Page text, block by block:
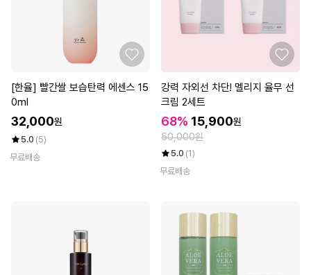
[한율] 빨간쌀 보습탄력 에센스 15
0ml
32,000원
5.0 (5)
무료배송
강력 자외선 차단! 멜리지 율무 선
크림 2세트
68% 15,900원
50,000원
5.0 (1)
무료배송